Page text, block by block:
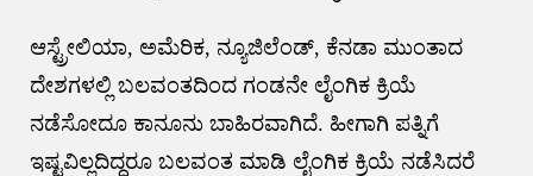
ಆಸ್ಟ್ರೇಲಿಯಾ, ಅಮೆರಿಕ, ನ್ಯೂಜಿಲೆಂಡ್‌, ಕೆನಡಾ ಮುಂತಾದ
ದೇಶಗಳಲ್ಲಿ ಬಲವಂತದಿಂದ ಗಂಡನೇ ಲೈಂಗಿಕ ಕ್ರಿಯೆ
ನಡೆಸೋದೂ ಕಾನೂನು ಬಾಹಿರವಾಗಿದೆ. ಹೀಗಾಗಿ ಪತ್ನಿಗೆ
ಇಷ್ಟವಿಲ್ಲದಿದ್ದರೂ ಬಲವಂತ ಮಾಡಿ ಲೈಂಗಿಕ ಕ್ರಿಯೆ ನಡೆಸಿದರೆ